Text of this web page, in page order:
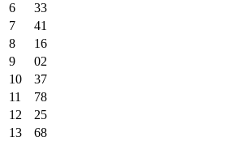
6
33
7
41
8
16
9
02
10
37
11
78
12
25
13
68